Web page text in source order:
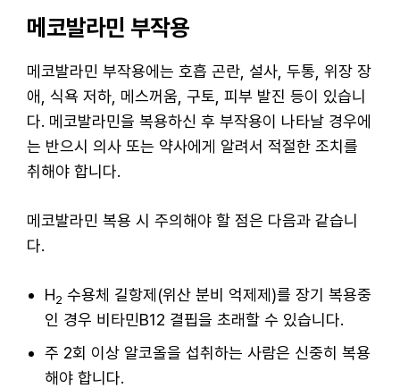
메코발라민 부작용
메코발라민 부작용에는 호흡 곤란, 설사, 두통, 위장 장
애, 식욕 저하, 메스꺼움, 구토, 피부 발진 등이 있습니
다. 메코발라민을 복용하신 후 부작용이 나타날 경우에
는 반으시 의사 또는 약사에게 알려서 적절한 조치를
취해야 합니다.
메코발라민 복용 시 주의해야 할 점은 다음과 같습니
다.
H2 수용체 길항제(위산 분비 억제제)를 장기 복용중
인 경우 비타민B12 결핍을 초래할 수 있습니다.
주 2회 이상 알코올을 섭취하는 사람은 신중히 복용
해야 합니다.